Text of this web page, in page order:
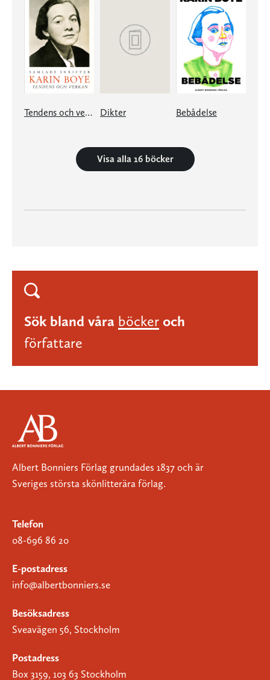
Tendens och verkan Dikter Bebådelse
Visa alla 16 böcker
Sök bland våra böcker och
författare
Albert Bonniers Förlag grundades 1837 och är
Sveriges största skönlitterära förlag.
Telefon
08-696 86 20
E-postadress
info@albertbonniers.se
Besöksadress
Sveavägen 56, Stockholm
Postadress
Box 3159, 103 63 Stockholm